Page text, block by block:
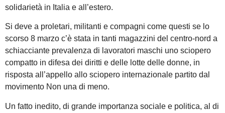
solidarietà in Italia e all’estero.
Si deve a proletari, militanti e compagni come questi se lo
scorso 8 marzo c’è stata in tanti magazzini del centro-nord a
schiacciante prevalenza di lavoratori maschi uno sciopero
compatto in difesa dei diritti e delle lotte delle donne, in
risposta all’appello allo sciopero internazionale partito dal
movimento Non una di meno.
Un fatto inedito, di grande importanza sociale e politica, al di